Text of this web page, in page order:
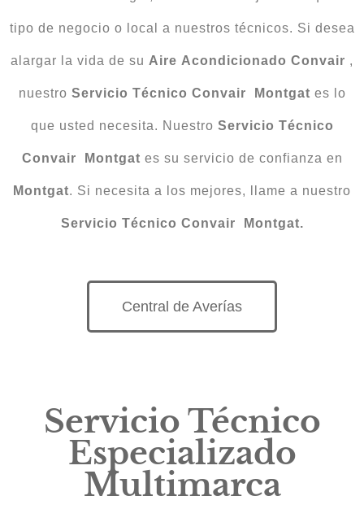
tipo de negocio o local a nuestros técnicos. Si desea
alargar la vida de su Aire Acondicionado Convair ,
nuestro Servicio Técnico Convair Montgat es lo
que usted necesita. Nuestro Servicio Técnico
Convair Montgat es su servicio de confianza en
Montgat. Si necesita a los mejores, llame a nuestro
Servicio Técnico Convair Montgat.
Central de Averías
Servicio Técnico
Especializado
Multimarca